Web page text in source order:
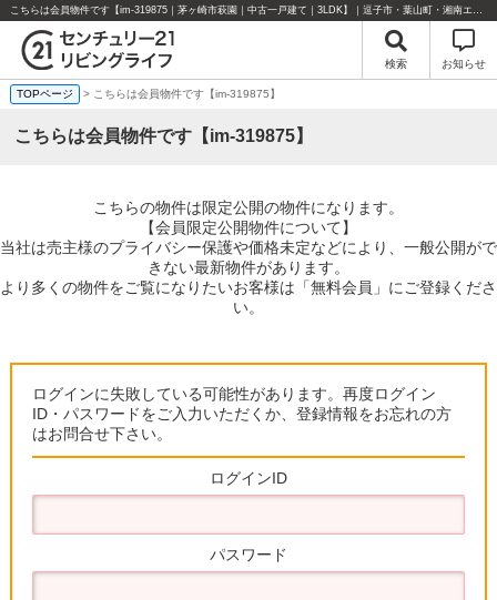
こちらは会員物件です【im-319875｜茅ヶ崎市萩園｜中古一戸建て｜3LDK】｜逗子市・葉山町・湘南エリアの不動産のことならセンチュリー21リビングライフにお任せください！
検索 お知らせ
TOPページ > こちらは会員物件です【im-319875】
こちらは会員物件です【im-319875】
こちらの物件は限定公開の物件になります。
【会員限定公開物件について】
当社は売主様のプライバシー保護や価格未定などにより、一般公開がで
きない最新物件があります。
より多くの物件をご覧になりたいお客様は「無料会員」にご登録くださ
い。
ログインに失敗している可能性があります。再度ログイン
ID・パスワードをご入力いただくか、登録情報をお忘れの方
はお問合せ下さい。
ログインID
パスワード